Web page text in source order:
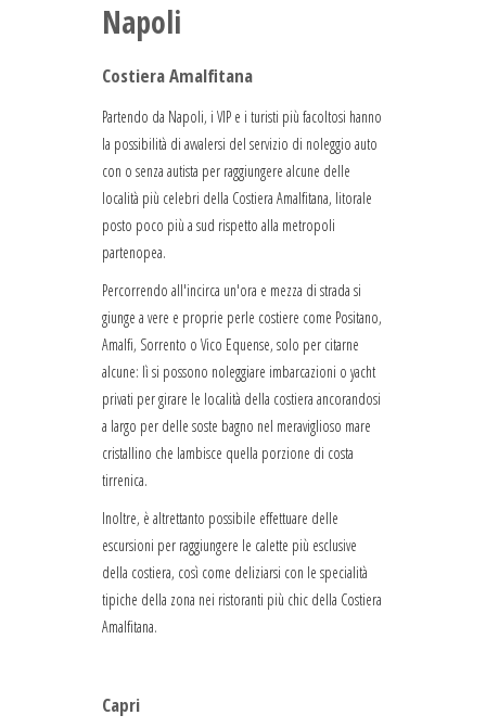
Napoli
Costiera Amalfitana
Partendo da Napoli, i VIP e i turisti più facoltosi hanno
la possibilità di avvalersi del servizio di noleggio auto
con o senza autista per raggiungere alcune delle
località più celebri della Costiera Amalfitana, litorale
posto poco più a sud rispetto alla metropoli
partenopea.
Percorrendo all'incirca un'ora e mezza di strada si
giunge a vere e proprie perle costiere come Positano,
Amalfi, Sorrento o Vico Equense, solo per citarne
alcune: lì si possono noleggiare imbarcazioni o yacht
privati per girare le località della costiera ancorandosi
a largo per delle soste bagno nel meraviglioso mare
cristallino che lambisce quella porzione di costa
tirrenica.
Inoltre, è altrettanto possibile effettuare delle
escursioni per raggiungere le calette più esclusive
della costiera, così come deliziarsi con le specialità
tipiche della zona nei ristoranti più chic della Costiera
Amalfitana.
Capri